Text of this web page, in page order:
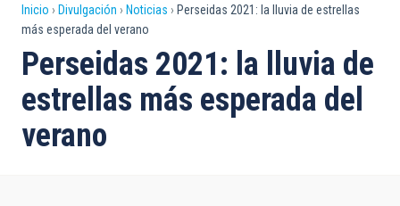
Sobrescribir
enlaces
de
ayuda
a
Inicio Divulgación Noticias
Perseidas 2021: la lluvia de estrellas
más esperada del verano
Perseidas 2021: la lluvia de
estrellas más esperada del
verano